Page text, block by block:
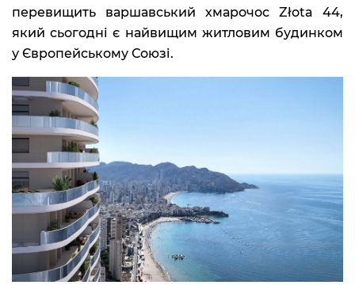
перевищить варшавський хмарочос Złota 44,
який сьогодні є найвищим житловим будинком
у Європейському Союзі.